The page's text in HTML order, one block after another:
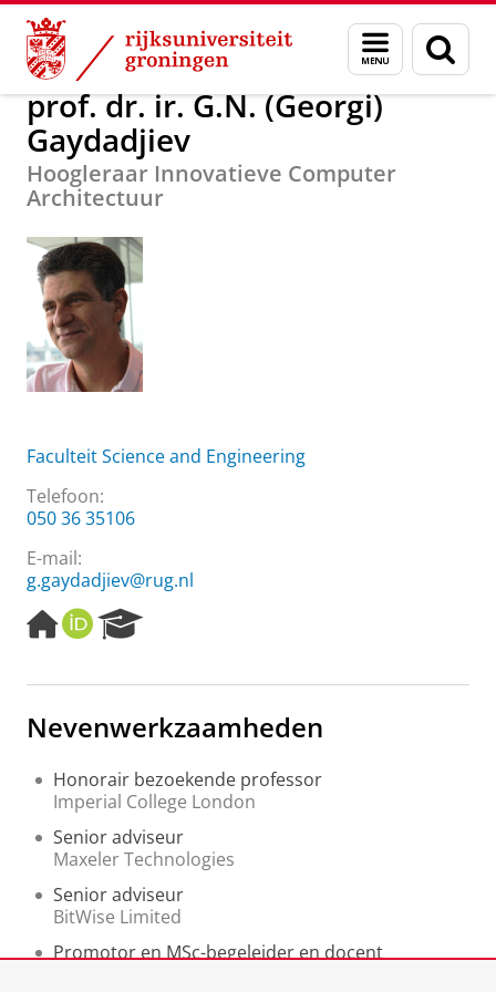
Skip
Content
Skip
Navigation
Menu
en
zoeken
Over ons prof. dr. ir. G.N. (Georgi) Gaydadjiev
prof. dr. ir. G.N. (Georgi)
Gaydadjiev
Hoogleraar Innovatieve Computer
Architectuur
Faculteit Science and Engineering
Telefoon:
050 36 35106
E-mail:
g.gaydadjiev@rug.nl
H
o
e
a
e
O
R
I
e
r
h
P
r
t
a
l
Nevenwerkzaamheden
Honorair bezoekende professor
Imperial College London
Senior adviseur
Maxeler Technologies
Senior adviseur
BitWise Limited
Promotor en MSc-begeleider en docent